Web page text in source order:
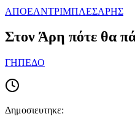
ΑΠΟΕΛΝΤΡΙΜΠΛΕΣΑΡΗΣ
Στον Άρη πότε θα
ΓΗΠΕΔΟ
Δημοσιευτηκε: